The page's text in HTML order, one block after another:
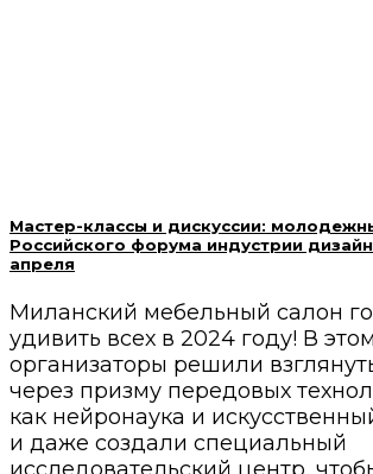
Мастер-классы и дискуссии:
Российского форума индустрии
апреля
Миланский мебельный салон
удивить всех в 2024 году! В
организаторы решили
через призму передовых
как нейронаука и
и даже создали специальный